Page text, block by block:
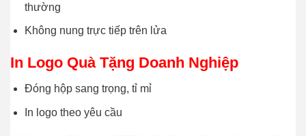
thường
Không nung trực tiếp trên lửa
In Logo Quà Tặng Doanh Nghiệp
Đóng hộp sang trọng, tỉ mỉ
In logo theo yêu cầu